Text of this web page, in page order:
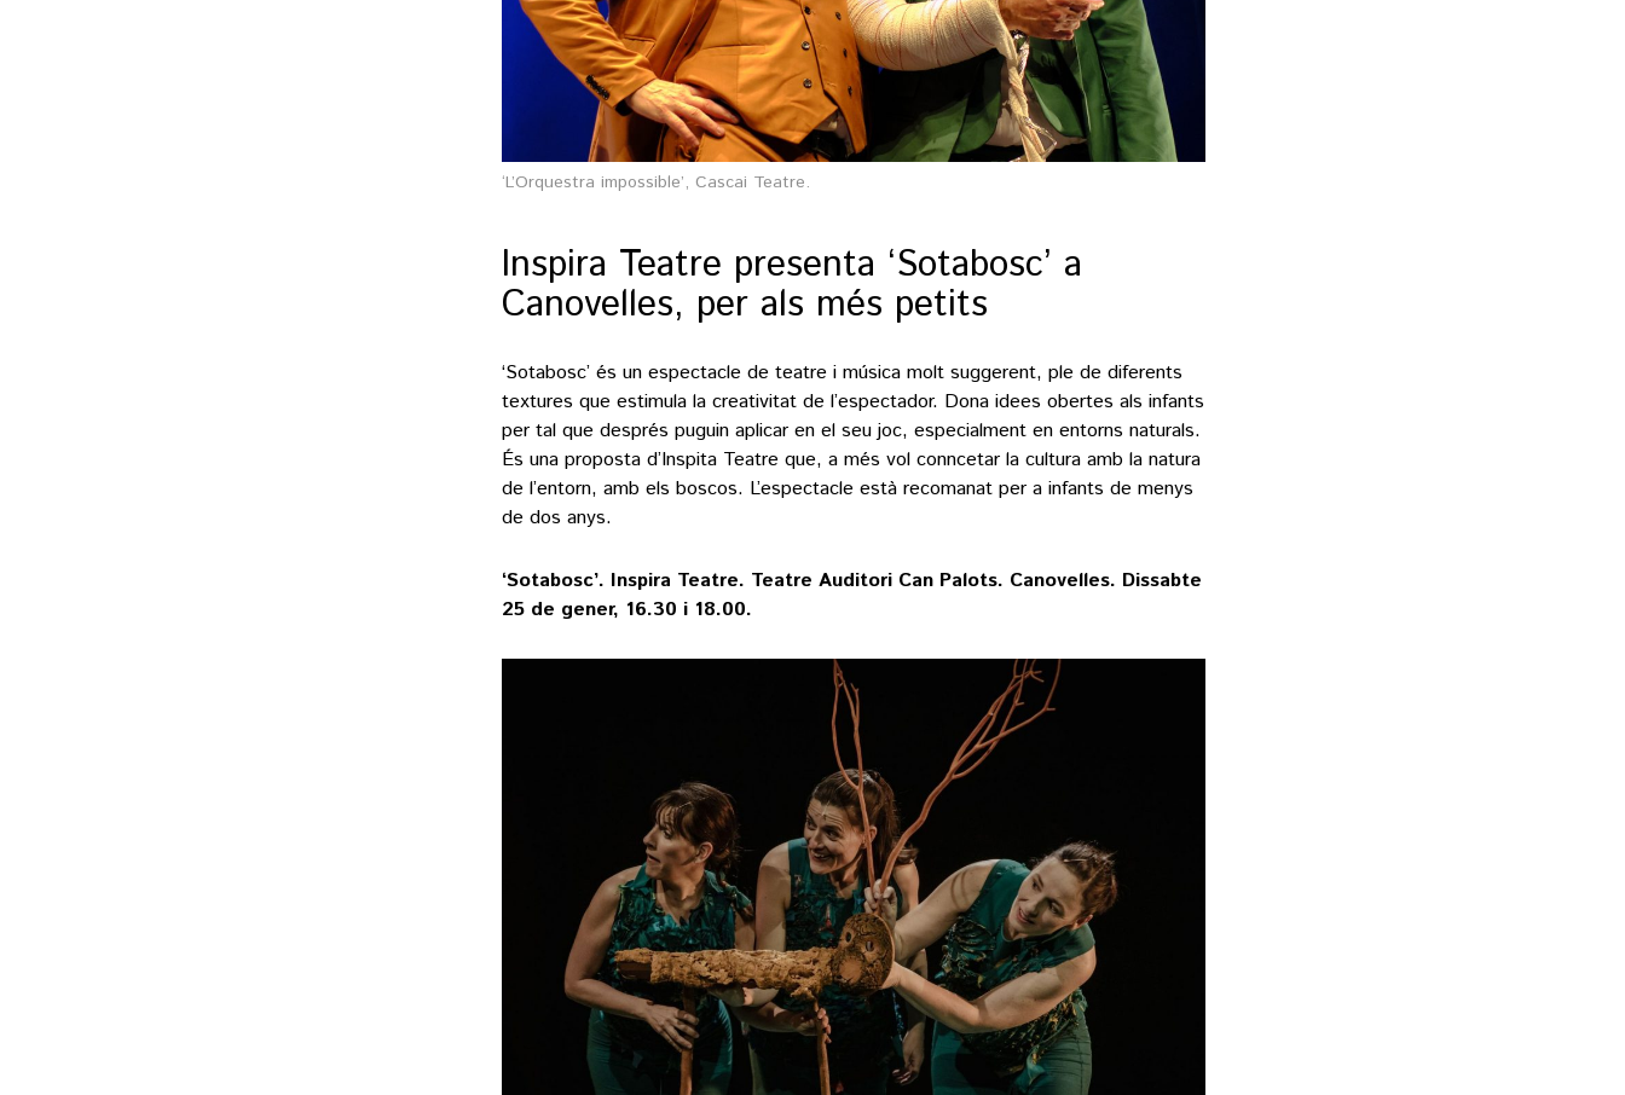
‘L’Orquestra impossible’, Cascai Teatre.
Inspira Teatre presenta ‘Sotabosc’ a
Canovelles, per als més petits
‘Sotabosc’ és un espectacle de teatre i música molt suggerent, ple de diferents
textures que estimula la creativitat de l’espectador. Dona idees obertes als infants
per tal que després puguin aplicar en el seu joc, especialment en entorns naturals.
És una proposta d’Inspita Teatre que, a més vol conncetar la cultura amb la natura
de l’entorn, amb els boscos. L’espectacle està recomanat per a infants de menys
de dos anys.
‘Sotabosc’. Inspira Teatre. Teatre Auditori Can Palots. Canovelles. Dissabte
25 de gener, 16.30 i 18.00.